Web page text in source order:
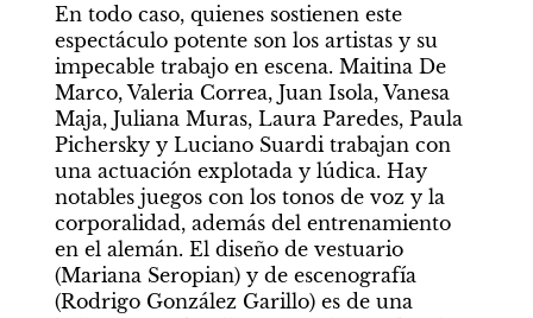
En todo caso, quienes sostienen este
espectáculo potente son los artistas y su
impecable trabajo en escena. Maitina De
Marco, Valeria Correa, Juan Isola, Vanesa
Maja, Juliana Muras, Laura Paredes, Paula
Pichersky y Luciano Suardi trabajan con
una actuación explotada y lúdica. Hay
notables juegos con los tonos de voz y la
corporalidad, además del entrenamiento
en el alemán. El diseño de vestuario
(Mariana Seropian) y de escenografía
(Rodrigo González Garillo) es de una